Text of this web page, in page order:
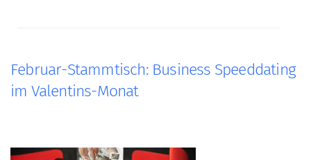
Februar-Stammtisch: Business Speeddating
im Valentins-Monat